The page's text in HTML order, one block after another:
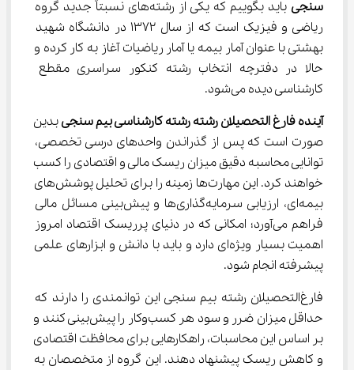
سنجی
باید بگوییم که یکی از رشته‌های نسبتاً جدید گروه
ریاضی و فیزیک است که از سال 1372 در دانشگاه شهید
بهشتی با عنوان آمار بیمه یا آمار ریاضیات آغاز به کار کرده و
حالا در دفترچه انتخاب رشته کنکور سراسری مقطع
کارشناسی دیده می‌شود.
آینده فارغ التحصیلان رشته رشته کارشناسی بیم سنجی بدین
صورت است که پس از گذراندن واحدهای درسی تخصصی،
توانایی محاسبه دقیق میزان ریسک مالی و اقتصادی را کسب
خواهند کرد. این مهارت‌ها زمینه را برای تحلیل پوشش‌های
بیمه‌ای، ارزیابی سرمایه‌گذاری‌ها و پیش‌بینی مسائل مالی
فراهم می‌آورد؛ امکانی که در دنیای پرریسک اقتصاد امروز
اهمیت بسیار ویژه‌ای دارد و باید با دانش و ابزارهای علمی
پیشرفته انجام شود.
فارغ‌التحصیلان رشته بیم سنجی این توانمندی را دارند که
حداقل میزان ضرر و سود هر کسب‌وکار را پیش‌بینی کنند و
بر اساس این محاسبات، راهکارهایی برای محافظت اقتصادی
و کاهش ریسک پیشنهاد دهند. این گروه از متخصصان به